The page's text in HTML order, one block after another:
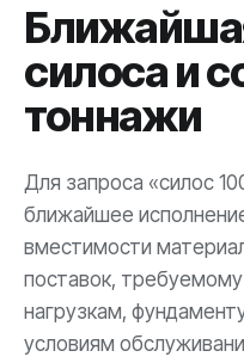
силоса и
тоннажи
Для запроса «силос
ближайшее
вместимости
поставок,
нагрузкам,
условиям